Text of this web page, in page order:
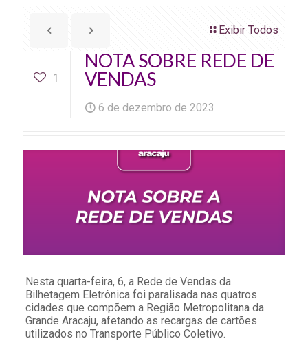
Exibir Todos
1
NOTA SOBRE REDE DE
VENDAS
6 de dezembro de 2023
Nesta quarta-feira, 6, a Rede de Vendas da
Bilhetagem Eletrônica foi paralisada nas quatros
cidades que compõem a Região Metropolitana da
Grande Aracaju, afetando as recargas de cartões
utilizados no Transporte Público Coletivo.